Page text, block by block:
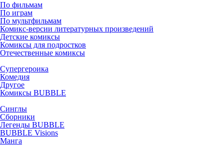
По фильмам
По играм
По мультфильмам
Комикс-версии литературных произведений
Детские комиксы
Комиксы для подростков
Отечественные комиксы
Супергероика
Комедия
Другое
Комиксы BUBBLE
Синглы
Сборники
Легенды BUBBLE
BUBBLE Visions
Манга